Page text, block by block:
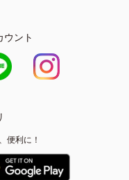
ウント
便利に！